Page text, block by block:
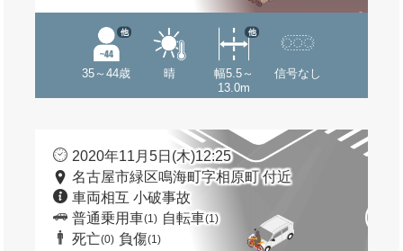
35～44歳
他
晴
幅5.5～
13.0m
他
信号なし
2020年11月5日(木)12:25
名古屋市緑区鳴海町字相原町 付近
車両相互 小破事故
普通乗用車(1) 自転車(1)
死亡(0) 負傷(1)